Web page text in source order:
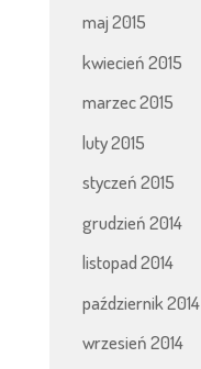
maj 2015
kwiecień 2015
marzec 2015
luty 2015
styczeń 2015
grudzień 2014
listopad 2014
październik 2014
wrzesień 2014